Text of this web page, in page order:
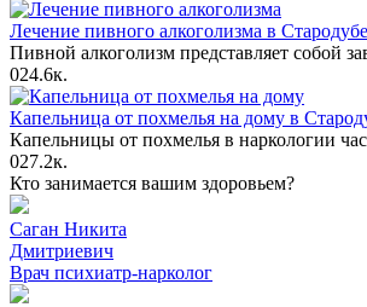
Лечение пивного алкоголизма в Стародубе
Пивной алкоголизм представляет собой
024.6к.
Капельница от похмелья на дому в
Капельницы от похмелья в наркологии
027.2к.
Кто занимается вашим здоровьем?
Саган Никита
Дмитриевич
Врач психиатр-нарколог